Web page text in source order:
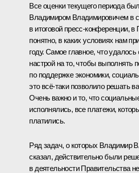
Все оценки текущего периода
Владимиром Владимировичем в
в итоговой пресс-конференции,
понятно, в каких условиях нам
году. Самое главное, что
настрой на то, чтобы выполнять
по поддержке экономики,
это всё‑таки позволило решать
Очень важно и то, что
исполнялись, все платежи,
платились.
Ряд задач, о которых Владимир
сказал, действительно были
в деятельности Правительства